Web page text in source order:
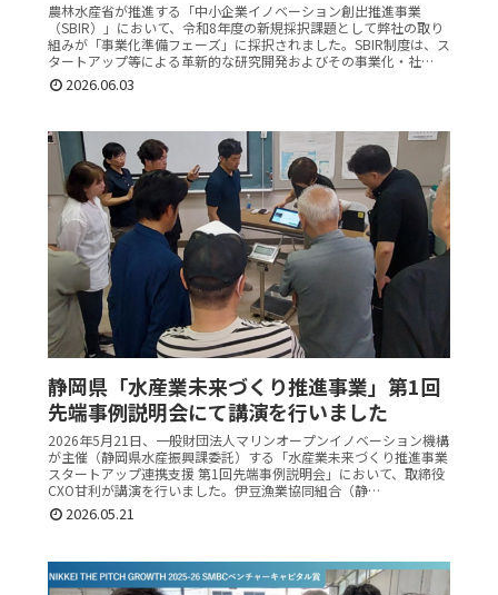
農林水産省が推進する「中小企業イノベーション創出推進事業
（SBIR）」において、令和8年度の新規採択課題として弊社の取り
組みが「事業化準備フェーズ」に採択されました。SBIR制度は、ス
タートアップ等による革新的な研究開発およびその事業化・社…
2026.06.03
静岡県「水産業未来づくり推進事業」第1回
先端事例説明会にて講演を行いました
2026年5月21日、一般財団法人マリンオープンイノベーション機構
が主催（静岡県水産振興課委託）する「水産業未来づくり推進事業
スタートアップ連携支援 第1回先端事例説明会」において、取締役
CXO甘利が講演を行いました。伊豆漁業協同組合（静…
2026.05.21